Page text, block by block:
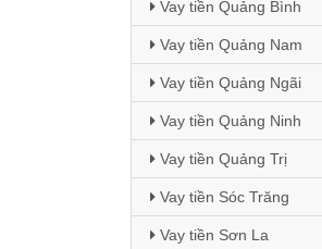
Vay tiền Quảng Bình
Vay tiền Quảng Nam
Vay tiền Quảng Ngãi
Vay tiền Quảng Ninh
Vay tiền Quảng Trị
Vay tiền Sóc Trăng
Vay tiền Sơn La